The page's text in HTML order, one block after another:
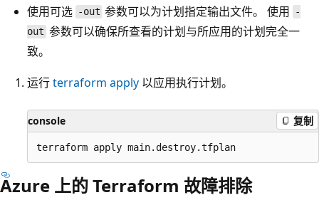
使用可选 -out 参数可以为计划指定输出文件。 使用 -
out 参数可以确保所查看的计划与所应用的计划完全一
致。
运行terraform apply 以应用执行计划。
console 复制
Azure 上的 Terraform 故障排除